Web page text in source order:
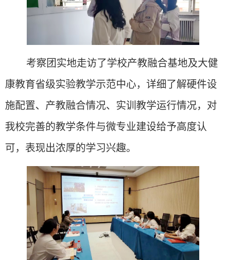
考察团实地走访了学校产教融合基地及大健
康教育省级实验教学示范中心，详细了解硬件设
施配置、产教融合情况、实训教学运行情况，对
我校完善的教学条件与微专业建设给予高度认
可，表现出浓厚的学习兴趣。